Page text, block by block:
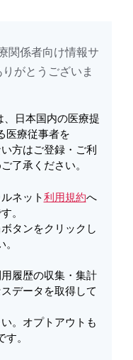
、利用履歴の収集・集計のた
います。詳しくは 利用規約
メールで共有
療の今 ～患
ム医療
ましい進展を続けて
、専門スタッフの自
関係者向け情報サ
がとうございま
、日本国内の医療提
医療従事者を
方はご登録・ご利
了承ください。
ネット利用規約へ
。
タンをクリックし
履歴の収集・集計
データを取得して
。オプトアウトも
。